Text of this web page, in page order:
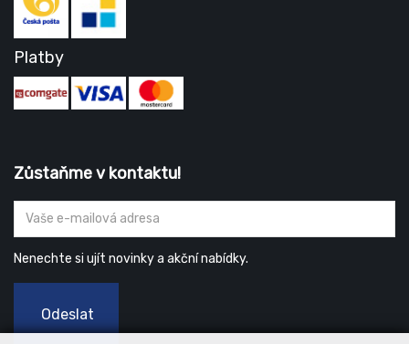
Platby
Zůstaňme v kontaktu!
Nenechte si ujít novinky a akční nabídky.
Odeslat